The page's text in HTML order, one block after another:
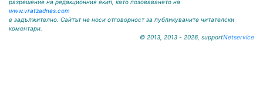
разрешение на редакционния екип, като позоваването на
www.vratzadnes.com
е задължително. Сайтът не носи отговорност за публикуваните читателски
коментари.
© 2013, 2013 - 2026, supportNetservice